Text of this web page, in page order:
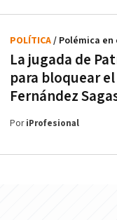
La jugada de
para bloquear
Fernández
POLÍTICA/ Polémica en
PoriProfesional